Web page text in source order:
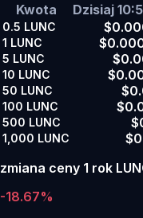
Kwota
Dzisiaj
0.5 LUNC
1 LUNC
5 LUNC
10 LUNC
50 LUNC
100 LUNC
500 LUNC
1,000 LUNC
zmiana ceny 1 rok
-18.67%